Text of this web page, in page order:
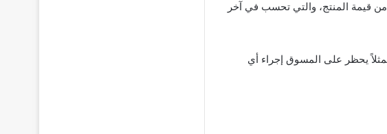
العمولة التي ستتقاضاها عن كل عملية بيع فقد تصل حتى 4% من قيمة المنتج، والتي تحسب في آخر
يحظر على المسوق إجراء أي